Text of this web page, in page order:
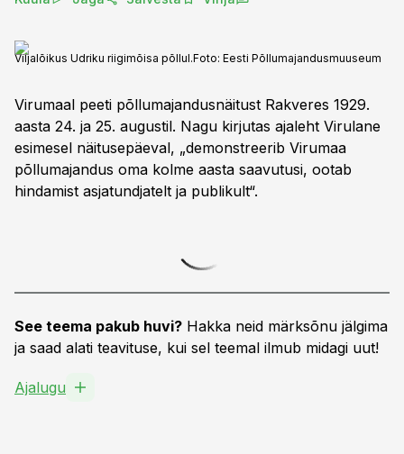
Viljalõikus Udriku riigimõisa põllul.Foto: Eesti Põllumajandusmuuseum
Virumaal peeti põllumajandusnäitust Rakveres 1929.
aasta 24. ja 25. augustil. Nagu kirjutas ajaleht Virulane
esimesel näitusepäeval, „demonstreerib Virumaa
põllumajandus oma kolme aasta saavutusi, ootab
hindamist asjatundjatelt ja publikult“.
See teema pakub huvi? Hakka neid märksõnu jälgima
ja saad alati teavituse, kui sel teemal ilmub midagi uut!
Ajalugu